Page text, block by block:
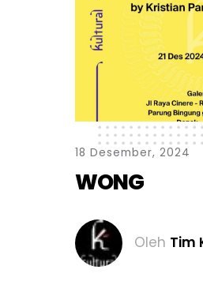
18 Desember, 2024
WONG
Oleh Tim